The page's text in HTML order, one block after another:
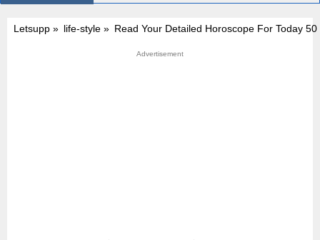
Letsupp » life-style » Read Your Detailed Horoscope For Today 50